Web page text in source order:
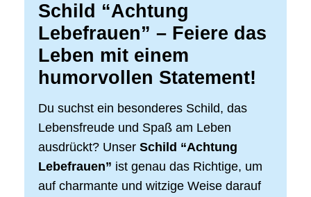
Schild “Achtung
Lebefrauen” – Feiere das
Leben mit einem
humorvollen Statement!
Du suchst ein besonderes Schild, das
Lebensfreude und Spaß am Leben
ausdrückt? Unser Schild “Achtung
Lebefrauen” ist genau das Richtige, um
auf charmante und witzige Weise darauf